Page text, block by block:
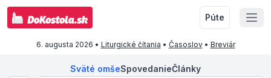
Púte
6. augusta 2026 • Liturgické čítania • Časoslov• Breviár
Sväté omšeSpovedanieČlánky